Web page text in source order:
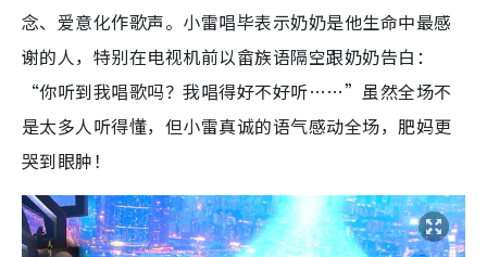
念、爱意化作歌声。小雷唱毕表示奶奶是他生命中最感
谢的人，特别在电视机前以畲族语隔空跟奶奶告白：
“你听到我唱歌吗？我唱得好不好听……”虽然全场不
是太多人听得懂，但小雷真诚的语气感动全场，肥妈更
哭到眼肿！